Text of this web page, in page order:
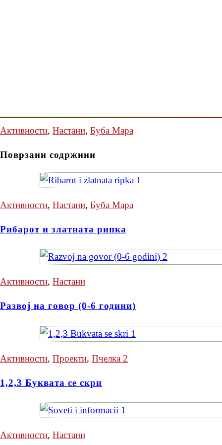
Активности, Настани, Буба Мара
Поврзани содржини
Активности, Настани, Буба Мара
Рибарот и златната рипка
Активности, Настани
Развој на говор (0-6 години)
Активности, Проекти, Пчелка 2
1,2,3 Буквата се скри
Активности, Настани